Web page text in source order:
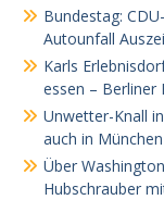
Bundestag:
Autounfall
Karls
essen – Berliner
Unwetter-Knall
auch in
Über
Hubschrauber